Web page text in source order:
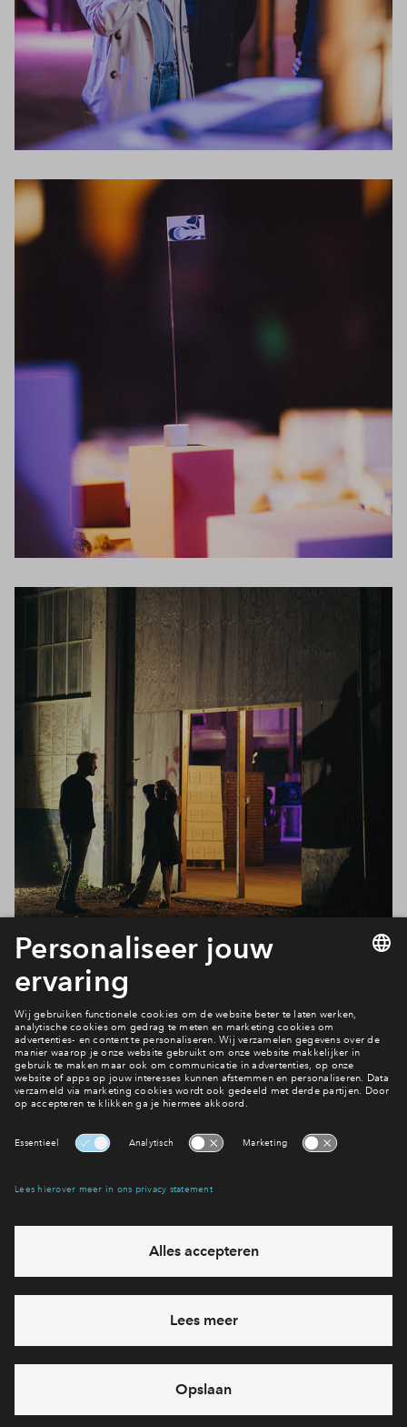
Meer nieuws lezen
Interesse? Meld je dan snel aan
Hiermee blijf je op de hoogte van het belangrijkste nieuws en
Ja, ik wil mij aanmelden
Heb je een vraag en wil je direct antwoord? Bel ons op
712 21 37
feestdagen)